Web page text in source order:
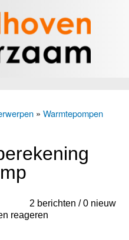
» Warmtepompen
2 berichten / 0 nieuw
reageren